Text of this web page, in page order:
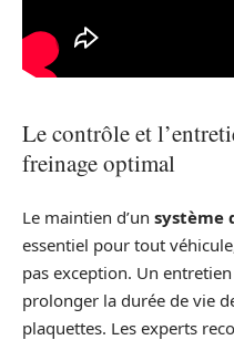
Le contrôle et
freinage optimal
Le maintien d’un système
essentiel pour tout
pas exception. Un
prolonger la durée de vie
plaquettes. Les experts